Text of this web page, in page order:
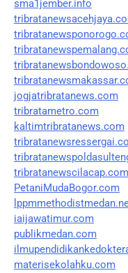
sma1jember.info
jogjatribratanews.com
tribratametro.com
kaltimtribratanews.com
tribratanewscilacap.com
PetaniMudaBogor.com
iaijawatimur.com
publikmedan.com
materisekolahku.com